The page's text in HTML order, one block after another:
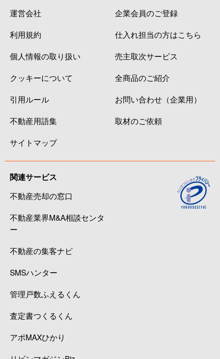
運営会社
利用規約
個人情報の取り扱い
クッキーについて
引用ルール
不動産用語集
サイトマップ
企業会員のご登録
仕入れ担当の方はこちら
売主取次サービス
全商品のご紹介
お問い合わせ（企業用）
取材のご依頼
関連サービス
不動産売却の窓口
不動産業界M&A相談センタ
ー
不動産の集客ナビ
SMSハンター
管理戸数ふえるくん
査定書つくるくん
アポMAXひかり